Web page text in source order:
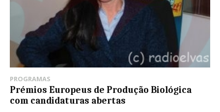
PROGRAMAS
Prémios Europeus de Produção Biológica
com candidaturas abertas